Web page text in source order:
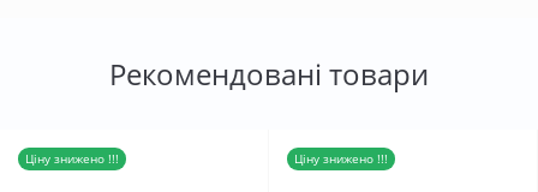
Рекомендовані товари
Ціну знижено !!! Ціну знижено !!!